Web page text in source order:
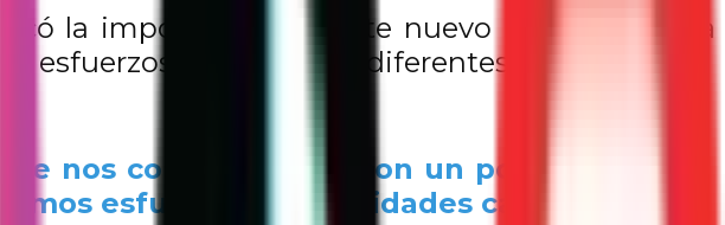
la importancia de este nuevo programa para
esfuerzos y la unión de diferentes actores.
nos corresponde y con un poquito más
esfuerzos y capacidades cada uno de